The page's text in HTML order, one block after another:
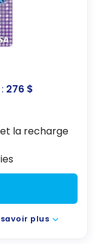
276 $
la recharge
savoir plus